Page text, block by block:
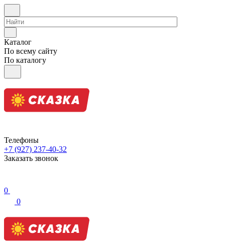
Каталог
По всему сайту
По каталогу
Телефоны
+7 (927) 237-40-32
Заказать звонок
0
0